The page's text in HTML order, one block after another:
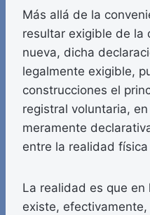
Más allá de la
resultar exigible de la
nueva, dicha
legalmente exigible,
construcciones el
registral voluntaria,
meramente
entre la realidad
La realidad es que
existe,